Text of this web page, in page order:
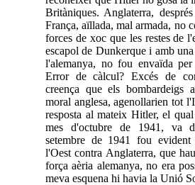
Britàniques. Anglaterra,
França, aïllada, mal armada, no
forces de xoc que les restes de
escapol de Dunkerque i amb
l'alemanya, no fou envaïda
Error de càlcul? Excés de
creença que els bombardeigs
moral anglesa, agenollarien tot
resposta al mateix Hitler, el
mes d'octubre de 1941, va
setembre de 1941 fou
l'Oest contra Anglaterra, que
força aèria alemanya, no era
meva esquena hi havia la Unió